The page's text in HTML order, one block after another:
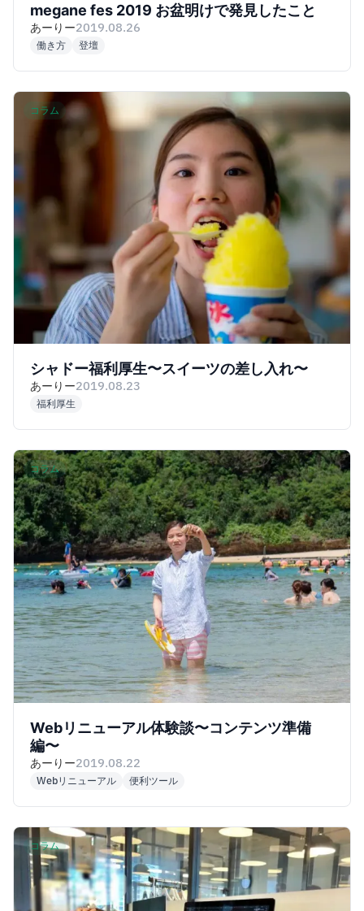
megane fes 2019 お盆明けで発見したこと
あーりー2019.08.26
働き方 登壇
コラム
シャドー福利厚生〜スイーツの差し入れ〜
あーりー2019.08.23
福利厚生
コラム
Webリニューアル体験談〜コンテンツ準備
編〜
あーりー2019.08.22
Webリニューアル 便利ツール
コラム